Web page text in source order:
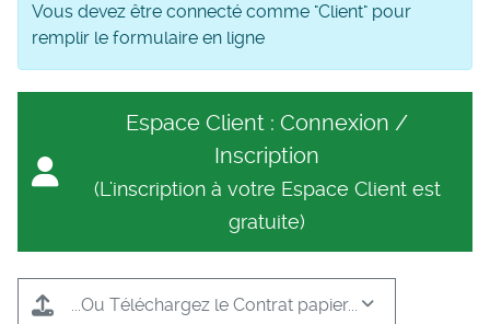
Vous devez être connecté comme "Client" pour
remplir le formulaire en ligne
Espace Client : Connexion /
Inscription
(L'inscription à votre Espace Client est
gratuite)
...Ou Téléchargez le Contrat papier...